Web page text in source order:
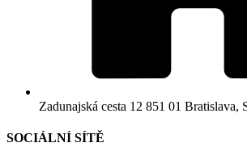
Zadunajská cesta 12 851 01 Bratislava,
SOCIÁLNÍ SÍTĚ